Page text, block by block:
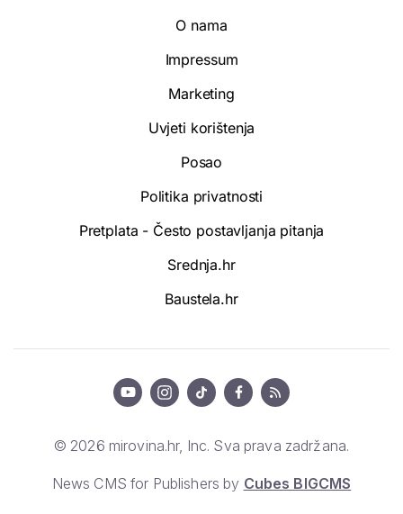
O nama
Impressum
Marketing
Uvjeti korištenja
Posao
Politika privatnosti
Pretplata - Često postavljanja pitanja
Srednja.hr
Baustela.hr
© 2026 mirovina.hr, Inc. Sva prava zadržana.
News CMS for Publishers by Cubes BIGCMS